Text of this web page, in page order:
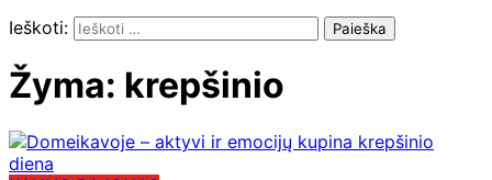
Ieškoti:
Žyma: krepšinio